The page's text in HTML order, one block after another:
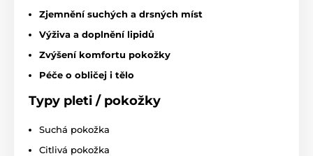
Zjemnění suchých a drsných míst
Výživa a doplnění lipidů
Zvýšení komfortu pokožky
Péče o obličej i tělo
Typy pleti / pokožky
Suchá pokožka
Citlivá pokožka